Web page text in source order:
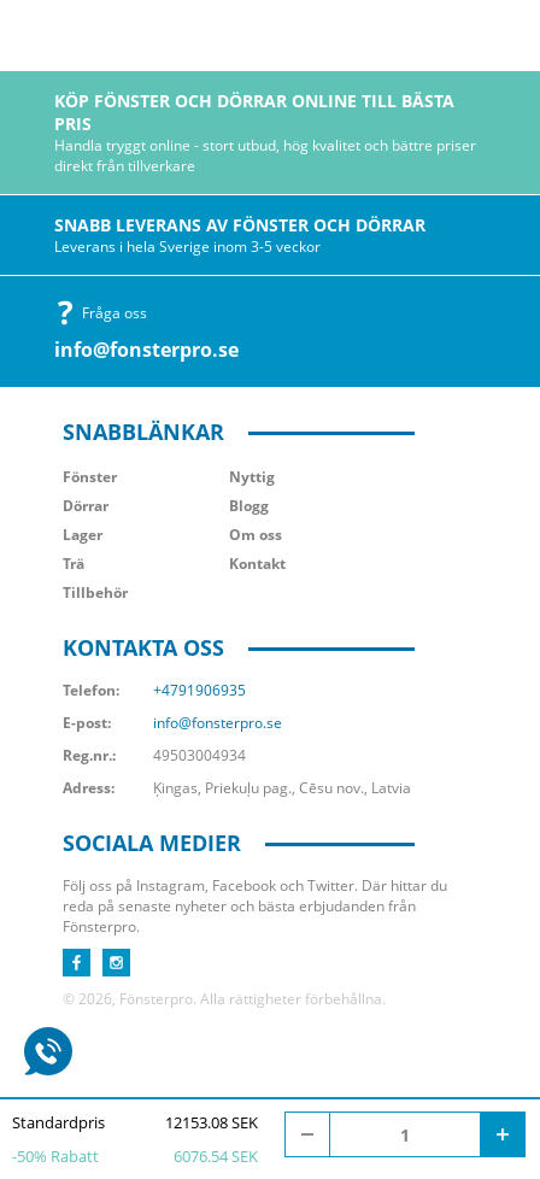
Standardpris
12153.08 SEK
-50% Rabatt 6076.54 SEK
KÖP FÖNSTER OCH DÖRRAR ONLINE TILL BÄSTA
PRIS
Handla tryggt online - stort utbud, hög kvalitet och bättre priser
direkt från tillverkare
SNABB LEVERANS AV FÖNSTER OCH DÖRRAR
Leverans i hela Sverige inom 3-5 veckor
Fråga oss
info@fonsterpro.se
SNABBLÄNKAR
Fönster
Dörrar
Lager
Trä
Tillbehör
Nyttig
Blogg
Om oss
Kontakt
KONTAKTA OSS
Telefon:
+4791906935
E-post:
info@fonsterpro.se
Reg.nr.:
49503004934
Adress:
Ķingas, Priekuļu pag., Cēsu nov., Latvia
SOCIALA MEDIER
Följ oss på Instagram, Facebook och Twitter. Där hittar du
reda på senaste nyheter och bästa erbjudanden från
Fönsterpro.
© 2026, Fönsterpro. Alla rättigheter förbehållna.